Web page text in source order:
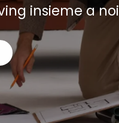
insieme a noi